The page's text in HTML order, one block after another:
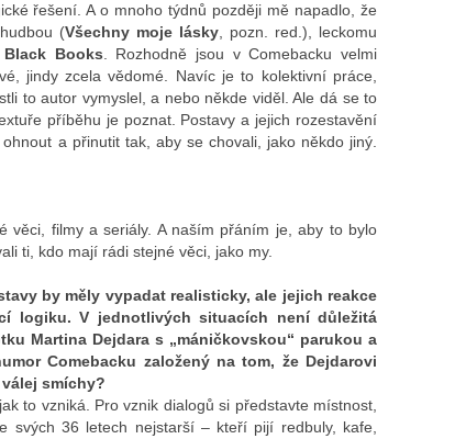
řešení. A o mnoho týdnů později mě napadlo, že
(Všechny moje lásky , pozn. red.), leckomu
Black Books . Rozhodně jsou v Comebacku velmi
jindy zcela vědomé. Navíc je to kolektivní práce,
to autor vymyslel, a nebo někde viděl. Ale dá se to
příběhu je poznat. Postavy a jejich rozestavění
a přinutit tak, aby se chovali, jako někdo jiný.
filmy a seriály. A naším přáním je, aby to bylo
ti, kdo mají rádi stejné věci, jako my.
by měly vypadat realisticky, ale jejich reakce
logiku. V jednotlivých situacích není důležitá
Martina Dejdara s „máničkovskou“ parukou a
Comebacku založený na tom, že Dejdarovi
smíchy?
to vzniká. Pro vznik dialogů si představte místnost,
36 letech nejstarší – kteří pijí redbuly, kafe,